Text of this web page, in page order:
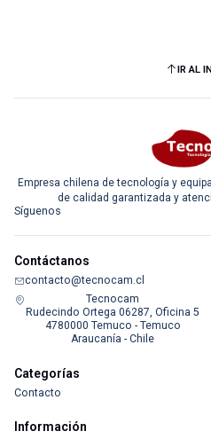
IR AL
Empresa chilena de tecnología y
de calidad garantizada y
Síguenos
Contáctanos
contacto@tecnocam.cl
Tecnocam
Rudecindo Ortega 06287, Oficina 5
4780000 Temuco - Temuco
Araucanía - Chile
Categorías
Contacto
Información